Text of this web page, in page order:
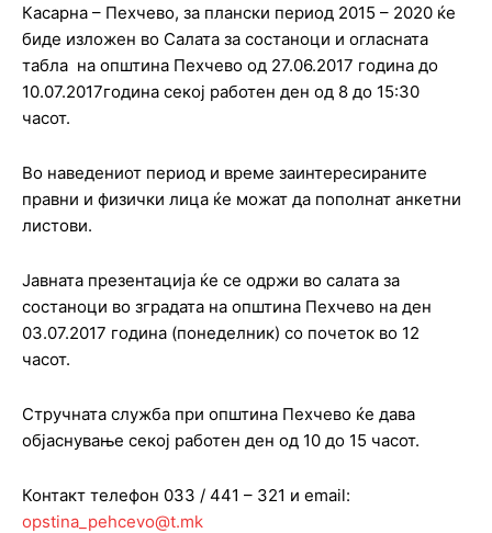
Касарна – Пехчево, за плански период 2015 – 2020 ќе
биде изложен во Салата за состаноци и огласната
табла на општина Пехчево од 27.06.2017 година до
10.07.2017година секој работен ден од 8 до 15:30
часот.
Во наведениот период и време заинтересираните
правни и физички лица ќе можат да пополнат анкетни
листови.
Јавната презентација ќе се одржи во салата за
состаноци во зградата на општина Пехчево на ден
03.07.2017 година (понеделник) со почеток во 12
часот.
Стручната служба при општина Пехчево ќе дава
објаснување секој работен ден од 10 до 15 часот.
Контакт телефон 033 / 441 – 321 и email:
opstina_pehcevo@t.mk